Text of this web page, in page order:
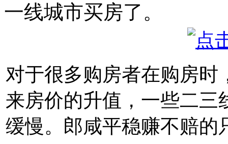
一线城市买房了。
对于很多购房者在购房时
来房价的升值，一些二三
缓慢。郎咸平稳赚不赔的